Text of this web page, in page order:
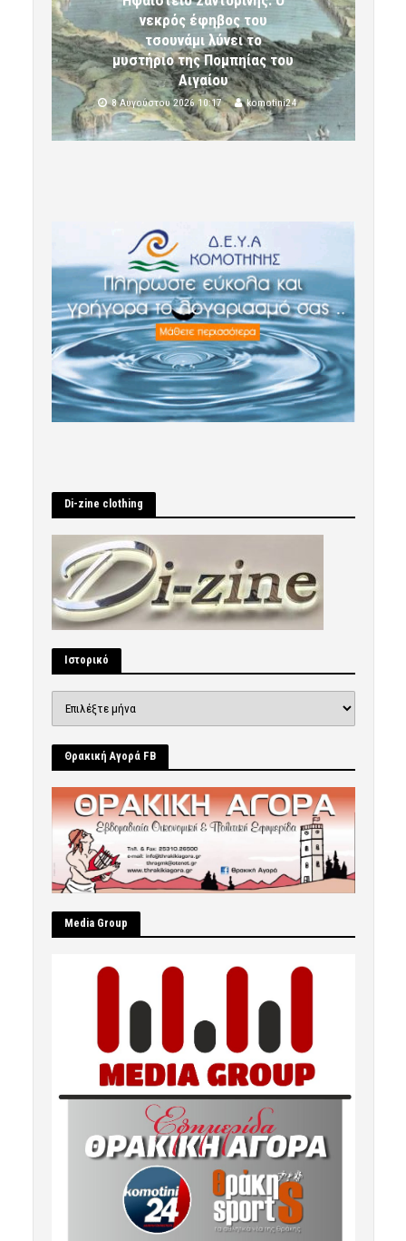
νεκρός έφηβος του
τσουνάμι λύνει το
μυστήριο της Πομπηίας του
Αιγαίου
8 Αυγούστου 2026 10:17 komotini24
Di-zine clothing
Ιστορικό
Θρακική Αγορά FB
Μedia Group